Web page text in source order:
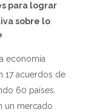
para lograr
sobre lo
economía
17 acuerdos de
60 países.
un mercado